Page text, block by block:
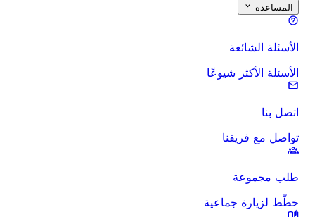
المساعدة
الأسئلة الشائعة
الأسئلة الأكثر شيوعًا
اتصل بنا
تواصل مع فريقنا
طلب مجموعة
خطّط لزيارة جماعية